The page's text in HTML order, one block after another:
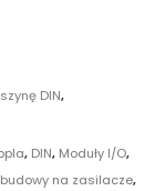
DIN,
, DIN, Moduły I/O,
na zasilacze,